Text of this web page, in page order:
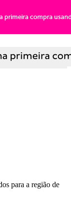
primeira compra
para a região de